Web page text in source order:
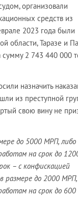
организовали
средств из
2023 года были
области, Таразе и
2 743 440 000
назначить
из преступной
свою вину не
до 5000 МРП, либо
на срок до
– с конфискацией
размере до 2000 МРП,
на срок до 600